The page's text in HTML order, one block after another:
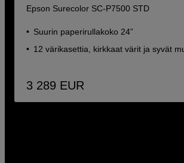
Epson Surecolor SC-P7500 STD
Suurin paperirullakoko 24”
12 värikasettia, kirkkaat värit ja syvät
3 289 EUR